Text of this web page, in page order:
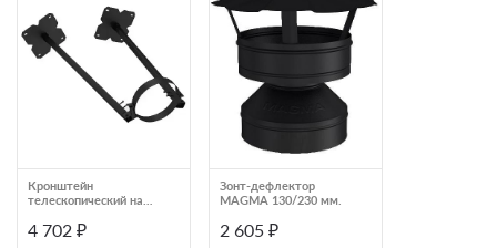
Кронштейн
телескопический на
мм.
4 702 ₽
Зонт-дефлектор
MAGMA 130/230 мм.
2 605 ₽